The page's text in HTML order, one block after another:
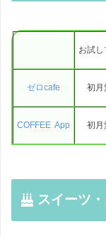
お試し
ゼロcafe 初月
COFFEE App 初月
スイーツ